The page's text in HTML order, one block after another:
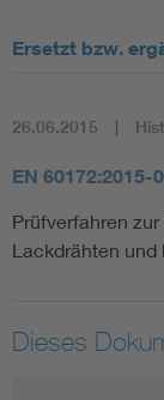
Ersetzt bzw.
26.06.2015
EN 60172:2015-
Prüfverfahren
Lackdrähten
Dieses